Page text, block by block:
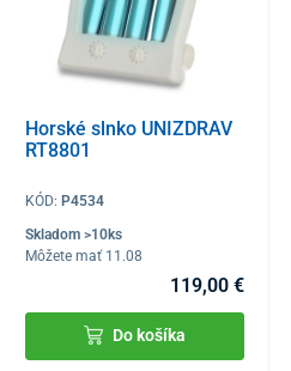
Horské slnko UNIZDRAV
RT8801
KÓD: P4534
Skladom >10ks
Môžete mať 11.08
119,00 €
Do košíka